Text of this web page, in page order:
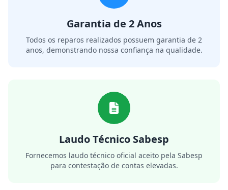
Garantia de 2 Anos
Todos os reparos realizados possuem garantia de 2
anos, demonstrando nossa confiança na qualidade.
Laudo Técnico Sabesp
Fornecemos laudo técnico oficial aceito pela Sabesp
para contestação de contas elevadas.